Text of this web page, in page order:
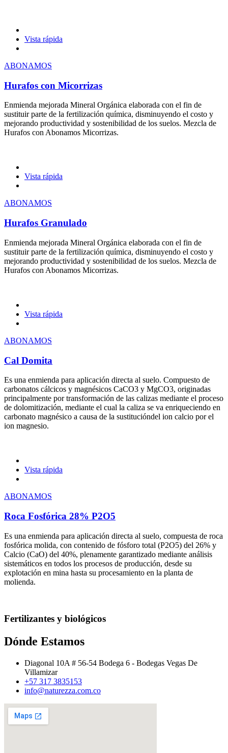
Vista rápida
ABONAMOS
Hurafos con Micorrizas
Enmienda mejorada Mineral Orgánica elaborada con el fin de
sustituir parte de la fertilización química, disminuyendo el costo y
mejorando productividad y sostenibilidad de los suelos. Mezcla de
Hurafos con Abonamos Micorrizas.
Vista rápida
ABONAMOS
Hurafos Granulado
Enmienda mejorada Mineral Orgánica elaborada con el fin de
sustituir parte de la fertilización química, disminuyendo el costo y
mejorando productividad y sostenibilidad de los suelos. Mezcla de
Hurafos con Abonamos Micorrizas.
Vista rápida
ABONAMOS
Cal Domita
Es una enmienda para aplicación directa al suelo. Compuesto de
carbonatos cálcicos y magnésicos CaCO3 y MgCO3, originadas
principalmente por transformación de las calizas mediante el proceso
de dolomitización, mediante el cual la caliza se va enriqueciendo en
carbonato magnésico a causa de la sustitucióndel ion calcio por el
ion magnesio.
Vista rápida
ABONAMOS
Roca Fosfórica 28% P2O5
Es una enmienda para aplicación directa al suelo, compuesta de roca
fosfórica molida, con contenido de fósforo total (P2O5) del 26% y
Calcio (CaO) del 40%, plenamente garantizado mediante análisis
sistemáticos en todos los procesos de producción, desde su
explotación en mina hasta su procesamiento en la planta de
molienda.
Fertilizantes y biológicos
Dónde Estamos
Diagonal 10A # 56-54 Bodega 6 - Bodegas Vegas De
Villamizar
+57 317 3835153
info@naturezza.com.co